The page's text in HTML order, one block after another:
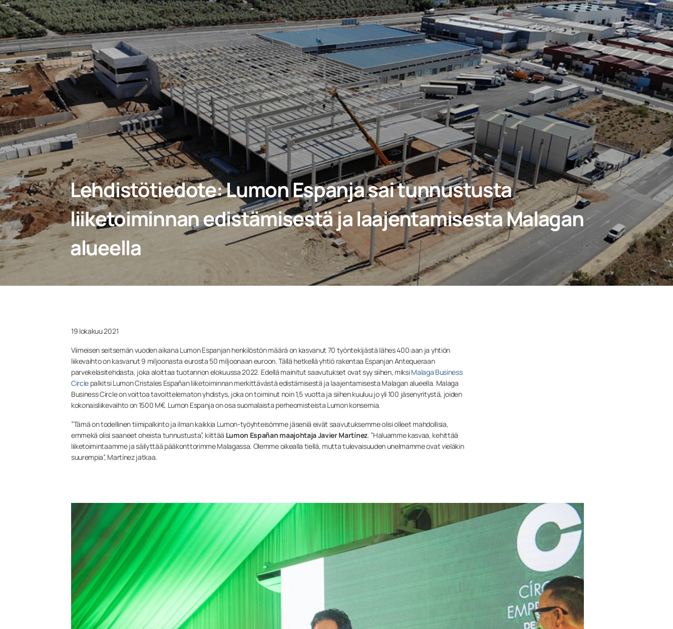
Lehdistötiedote: Lumon Espanja sai tunnustusta
liiketoiminnan edistämisestä ja laajentamisesta Malagan
alueella
19 lokakuu 2021
Viimeisen seitsemän vuoden aikana Lumon Espanjan henkilöstön määrä on kasvanut 70 työntekijästä lähes 400:aan ja yhtiön
liikevaihto on kasvanut 9 miljoonasta eurosta 50 miljoonaan euroon. Tällä hetkellä yhtiö rakentaa Espanjan Antequeraan
parvekelasitehdasta, joka aloittaa tuotannon elokuussa 2022. Edellä mainitut saavutukset ovat syy siihen, miksiMalaga Business
Circle palkitsi Lumon Cristales Españan liiketoiminnan merkittävästä edistämisestä ja laajentamisesta Malagan alueella. Malaga
Business Circle on voittoa tavoittelematon yhdistys, joka on toiminut noin 1,5 vuotta ja siihen kuuluu jo yli 100 jäsenyritystä, joiden
kokonaisliikevaihto on 1500 M€. Lumon Espanja on osa suomalaista perheomisteista Lumon konsernia.
”Tämä on todellinen tiimipalkinto ja ilman kaikkia Lumon-työyhteisömme jäseniä eivät saavutuksemme olisi olleet mahdollisia,
emmekä olisi saaneet oheista tunnustusta”, kiittää Lumon Españan maajohtaja Javier Martínez. ”Haluamme kasvaa, kehittää
liiketoimintaamme ja säilyttää pääkonttorimme Malagassa. Olemme oikealla tiellä, mutta tulevaisuuden unelmamme ovat vieläkin
suurempia”, Martínez jatkaa.